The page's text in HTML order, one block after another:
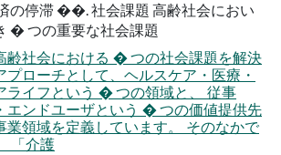
の停滞 ��. 社会課題 高齢社会におい
� つの重要な社会課題
齢社会における � つの社会課題を解決
プローチとして、ヘルスケア・医療・
ライフという � つの領域と、 従事
エンドユーザという � つの価値提供先
業領域を定義しています。 そのなかで
「介護